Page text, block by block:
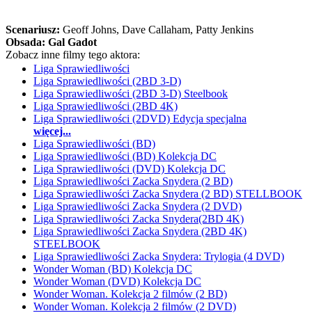
Scenariusz: Geoff Johns, Dave Callaham, Patty Jenkins
Obsada: Gal Gadot
Zobacz inne filmy tego aktora:
Liga Sprawiedliwości
Liga Sprawiedliwości (2BD 3-D)
Liga Sprawiedliwości (2BD 3-D) Steelbook
Liga Sprawiedliwości (2BD 4K)
Liga Sprawiedliwości (2DVD) Edycja specjalna
więcej...
Liga Sprawiedliwości (BD)
Liga Sprawiedliwości (BD) Kolekcja DC
Liga Sprawiedliwości (DVD) Kolekcja DC
Liga Sprawiedliwości Zacka Snydera (2 BD)
Liga Sprawiedliwości Zacka Snydera (2 BD) STELLBOOK
Liga Sprawiedliwości Zacka Snydera (2 DVD)
Liga Sprawiedliwości Zacka Snydera(2BD 4K)
Liga Sprawiedliwości Zacka Snydera (2BD 4K)
STEELBOOK
Liga Sprawiedliwości Zacka Snydera: Trylogia (4 DVD)
Wonder Woman (BD) Kolekcja DC
Wonder Woman (DVD) Kolekcja DC
Wonder Woman. Kolekcja 2 filmów (2 BD)
Wonder Woman. Kolekcja 2 filmów (2 DVD)